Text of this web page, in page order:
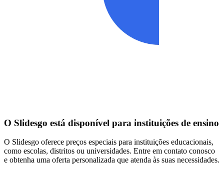
O Slidesgo está disponível para instituições de ensino
O Slidesgo oferece preços especiais para instituições educacionais,
como escolas, distritos ou universidades. Entre em contato conosco
e obtenha uma oferta personalizada que atenda às suas necessidades.